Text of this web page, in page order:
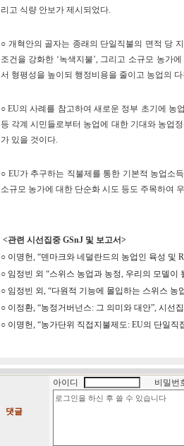
리고 식량 안보가 제시되었다.
○ 개혁안의 골자는 종래의 단일직불의 면적 당
조건을 강화한 ‘녹색지불’, 그리고 소규모 농가
서 형평성을 높이되 행정비용을 줄이고 농업의
○ EU의 사례를 참고하여 새로운 정부 초기에 농
등 각계 시민들로부터 농업에 대한 기대와 농업
가 있을 것이다.
○ EU가 추구하는 직불제를 통한 기본적 농업소
소규모 농가에 대한 단순화 시도 등도 주목하여
<관련 시선집중 GSnJ 및 보고서>
○ 이명헌, “덴마크와 네덜란드의 농업인 육성 및
○ 임정빈 외 “스위스 농업과 농정, 우리의 모델이
○ 임정빈 외, “다원적 기능에 몰입하는 스위스 농
○ 이정환, “농정거버넌스: 그 의미와 대안”, 시선집
○ 이명헌, “농가단위 직접지불제도: EU의 단일직
댓글
아이디 비밀번